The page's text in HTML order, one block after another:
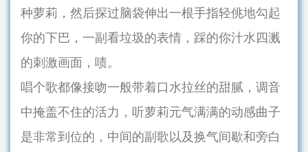
种萝莉，然后探过脑袋伸出一根手指轻佻地勾起
你的下巴，一副看垃圾的表情，踩的你汁水四溅
的刺激画面，啧。
唱个歌都像接吻一般带着口水拉丝的甜腻，调音
中掩盖不住的活力，听萝莉元气满满的动感曲子
是非常到位的，中间的副歌以及换气间歇和旁白